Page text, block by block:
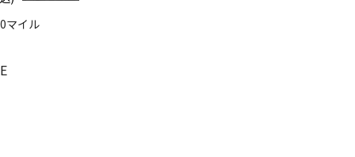
マイル